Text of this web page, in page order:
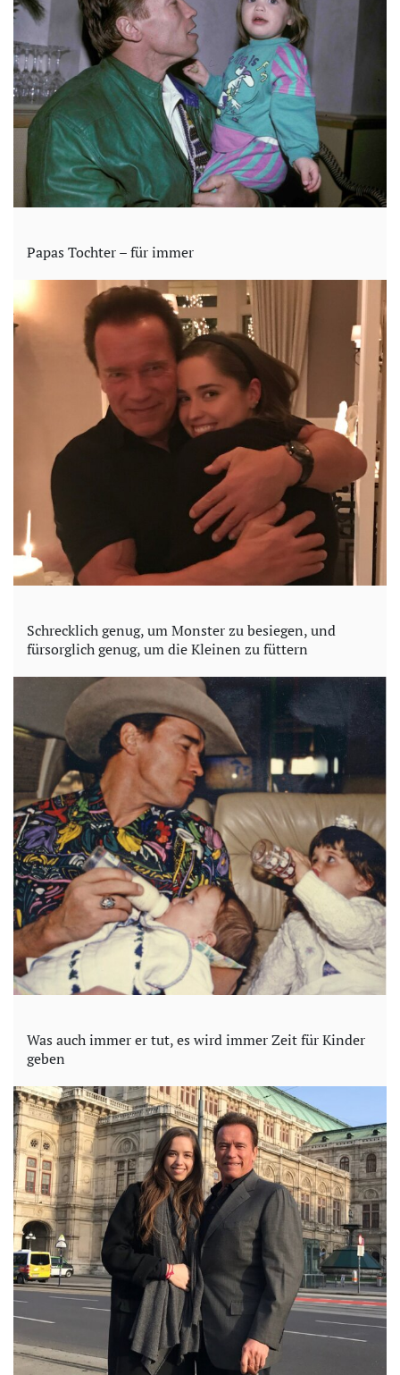
Papas Tochter – für immer
Schrecklich genug, um Monster zu besiegen, und
fürsorglich genug, um die Kleinen zu füttern
Was auch immer er tut, es wird immer Zeit für Kinder
geben